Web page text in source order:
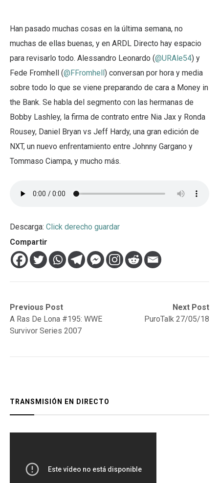
Han pasado muchas cosas en la última semana, no
muchas de ellas buenas, y en ARDL Directo hay espacio
para revisarlo todo. Alessandro Leonardo (@URAle54) y
Fede Fromhell (@FFromhell) conversan por hora y media
sobre todo lo que se viene preparando de cara a Money in
the Bank. Se habla del segmento con las hermanas de
Bobby Lashley, la firma de contrato entre Nia Jax y Ronda
Rousey, Daniel Bryan vs Jeff Hardy, una gran edición de
NXT, un nuevo enfrentamiento entre Johnny Gargano y
Tommaso Ciampa, y mucho más.
Descarga: Click derecho guardar
Compartir
Navegación
de
entradas
Previous Post
Previous
post:A Ras De Lona #195: WWE
Survivor Series 2007
Next Post
Next
post:
PuroTalk 27/05/18
TRANSMISIÓN EN DIRECTO